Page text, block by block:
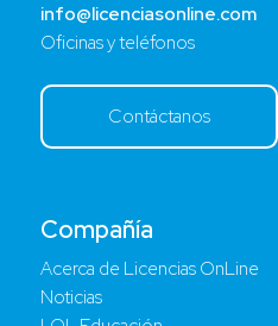
Compañía
Acerca de Licencias OnLine
Noticias
info@licenciasonline.com
Oficinas y teléfonos
Contáctanos